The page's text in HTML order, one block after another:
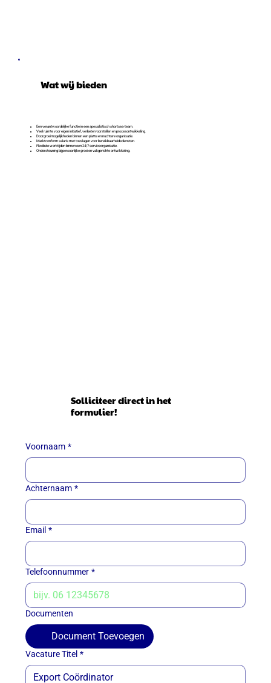
Wat wij bieden
Een verantwoordelijke functie in een specialistisch shortsea-team.
Veel ruimte voor eigen initiatief, verbetervoorstellen en procesontwikkeling.
Doorgroeimogelijkheden binnen een platte en nuchtere organisatie.
Marktconform salaris met toeslagen voor bereikbaarheidsdiensten.
Flexibele werktijden binnen een 24/7 serviceorganisatie.
Ondersteuning bij persoonlijke groei en vakgerichte ontwikkeling.
Solliciteer direct in het
formulier!
Voornaam *
Achternaam *
Email *
Telefoonnummer *
Documenten
Document Toevoegen
Vacature Titel *